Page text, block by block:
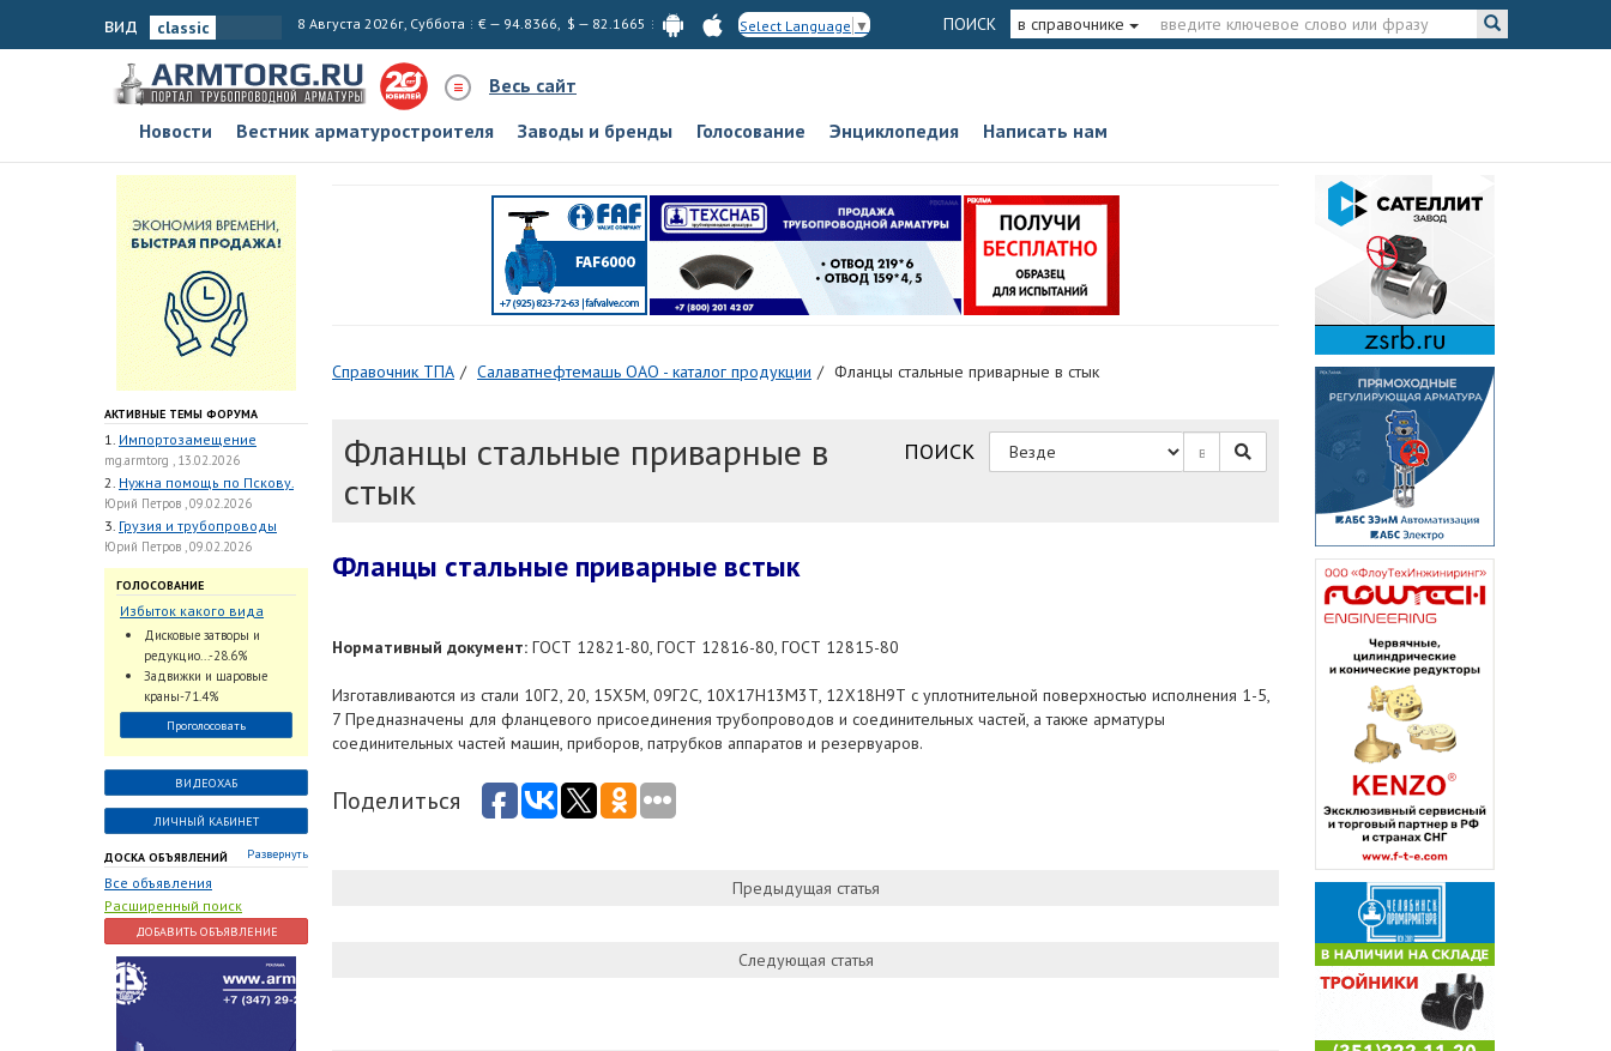
вид 8 Августа 2026г, Суббота € — 94.8366, $ — 82.1665 Select Language ▼ ПОИСК в справочнике
Весь сайт
Новости
Вестник арматуростроителя Заводы и бренды Голосование Энциклопедия Написать нам
АКТИВНЫЕ ТЕМЫ ФОРУМА
1. Импортозамещение
mg.armtorg , 13.02.2026
2. Нужна помощь по Пскову.
Юрий Петров , 09.02.2026
3. Грузия и трубопроводы
Юрий Петров , 09.02.2026
ГОЛОСОВАНИЕ
Избыток какого вида
трубопроводной
арматуры наблюдается
на Российском рынке с
2024 по 2026 годы?
Дисковые затворы и
редукцио...-28.6%
Задвижки и шаровые
краны-71.4%
Проголосовать
ВИДЕОХАБ
ЛИЧНЫЙ КАБИНЕТ
ДОСКА ОБЪЯВЛЕНИЙ Развернуть
Все объявления
Расширенный поиск
ДОБАВИТЬ ОБЪЯВЛЕНИЕ
Справочник ТПА Салаватнефтемашь ОАО - каталог продукции Фланцы стальные приварные в стык
Фланцы стальные приварные в
стык
ПОИСК
Фланцы стальные приварные встык
Нормативный документ: ГОСТ 12821-80, ГОСТ 12816-80, ГОСТ 12815-80
Изготавливаются из стали 10Г2, 20, 15Х5М, 09Г2С, 10Х17Н13М3Т, 12Х18Н9Т с уплотнительной поверхностью исполнения 1-5,
7 Предназначены для фланцевого присоединения трубопроводов и соединительных частей, а также арматуры
соединительных частей машин, приборов, патрубков аппаратов и резервуаров.
Поделиться
Предыдущая статья
Следующая статья